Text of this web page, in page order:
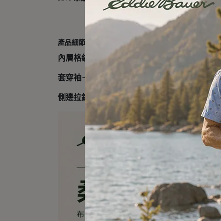
產品細節
內層格紋刷毛 ：保暖又透氣
套穿袖＋ ：活動無限制
側邊拉鍊口袋 與左胸拉鍊口袋 ：安全收納隨